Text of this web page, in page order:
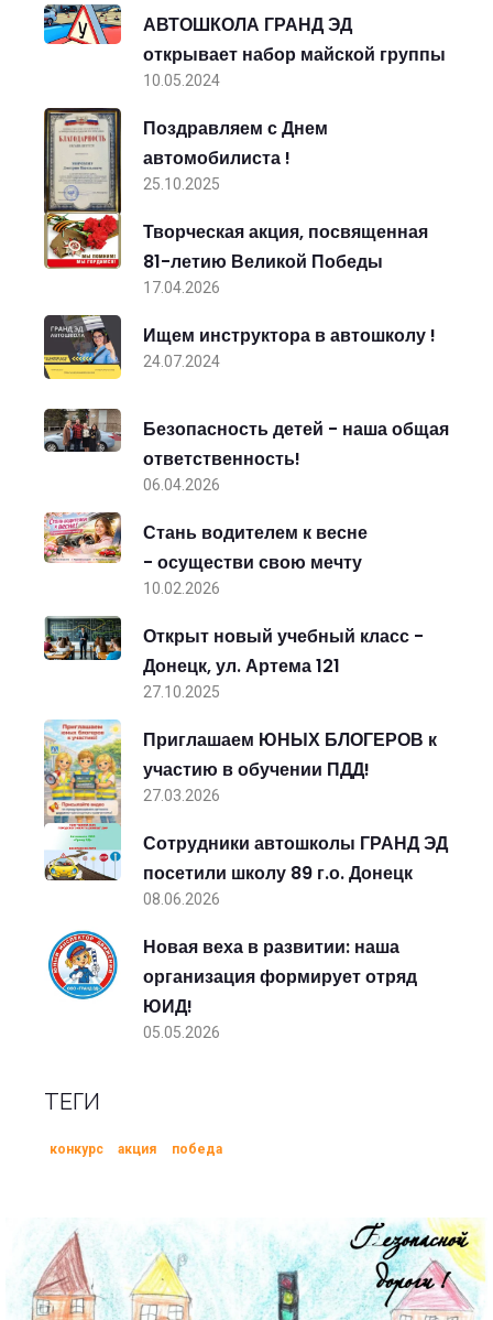
АВТОШКОЛА ГРАНД ЭД
открывает набор майской группы
10.05.2024
Поздравляем с Днем
автомобилиста !
25.10.2025
Творческая акция, посвященная
81-летию Великой Победы
17.04.2026
Ищем инструктора в автошколу !
24.07.2024
Безопасность детей - наша общая
ответственность!
06.04.2026
Стань водителем к весне
- осуществи свою мечту
10.02.2026
Открыт новый учебный класс -
Донецк, ул. Артема 121
27.10.2025
Приглашаем ЮНЫХ БЛОГЕРОВ к
участию в обучении ПДД!
27.03.2026
Сотрудники автошколы ГРАНД ЭД
посетили школу 89 г.о. Донецк
08.06.2026
Новая веха в развитии: наша
организация формирует отряд
ЮИД!
05.05.2026
ТЕГИ
конкурс акция победа